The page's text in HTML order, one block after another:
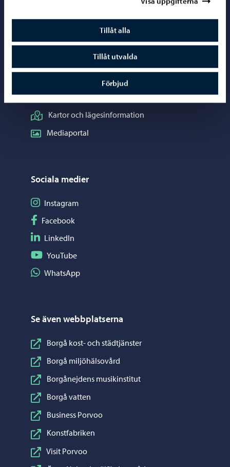
Tillåt alla
Tillåt utvalda
Förbjud
Telefonrådgivning: 020 692 250
Kontaktuppgifter
Elektroniska tjänster (ePorvoo)
Nätbutik
Kartor och lägesinformation
Mediaportal
Sociala medier
Följ på Instagram
Instagram
Följ på Facebook
Facebook
Följ på LinkedIn
LinkedIn
Följ på YouTube
YouTube
Dela på WhatsApp
WhatsApp
Se även webbplatserna
Borgå kost- och städtjänster
Borgå miljöhälsovård
Borgånejdens musikinstitut
Borgå vatten
Business Porvoo
Konstfabriken
Visit Porvoo